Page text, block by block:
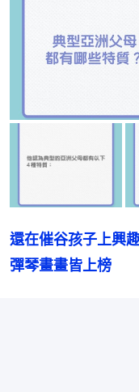
還在催谷孩子上興
彈琴畫畫皆上榜